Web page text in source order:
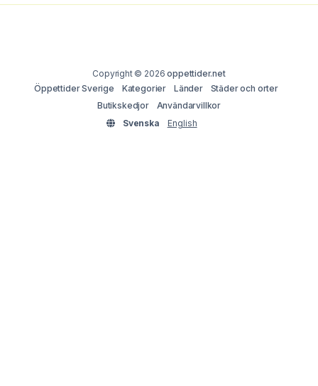
Copyright © 2026oppettider.net
Öppettider Sverige
Kategorier Länder
Städer och orter
Butikskedjor
Användarvillkor
Svenska
English